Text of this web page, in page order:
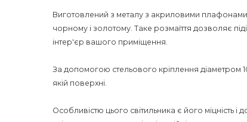
Виготовлений з металу з акриловими
чорному і золотому. Таке розмаїття дозволяє
інтер'єр вашого приміщення.
За допомогою стельового кріплення діаметром
якій поверхні.
Особливістю цього світильника є його міцність і